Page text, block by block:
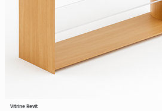
Vitrine Revit